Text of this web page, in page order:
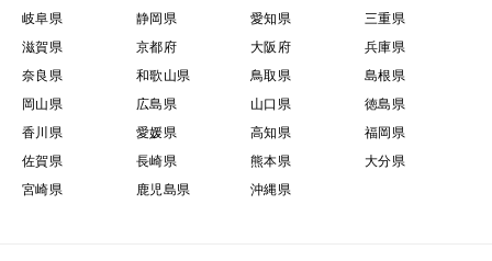
岐阜県
静岡県 愛知県
三重県
滋賀県
京都府 大阪府
兵庫県
奈良県
和歌山県 鳥取県
島根県
岡山県
広島県 山口県
徳島県
香川県
愛媛県 高知県
福岡県
佐賀県
長崎県 熊本県
大分県
宮崎県
鹿児島県 沖縄県